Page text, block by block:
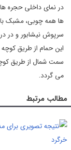
در نمای داخلی حجره‌
ها همه چوبی، مشبک با
سرپوش نیشابور و در
این حمام از طریق
سمت شمال از طریق کوچه‌
می گردد.
مطالب مرتبط